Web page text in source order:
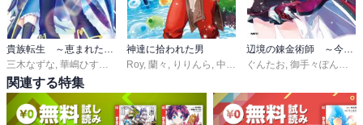
三木なずな 華嶋ひすい kyo,栗元健太郎
神達に拾われた男
Roy, 蘭々 りりんら 中村基
ぐんたお 御手々ぽんた
関連する特集